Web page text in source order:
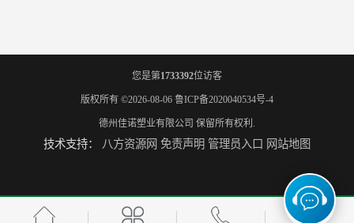
您是第1733392位访客
版权所有 ©2026-08-06 鲁ICP备2020040534号-4
德州佳诺塑业有限公司 保留所有权利.
技术支持： 八方资源网 免责声明 管理员入口 网站地图